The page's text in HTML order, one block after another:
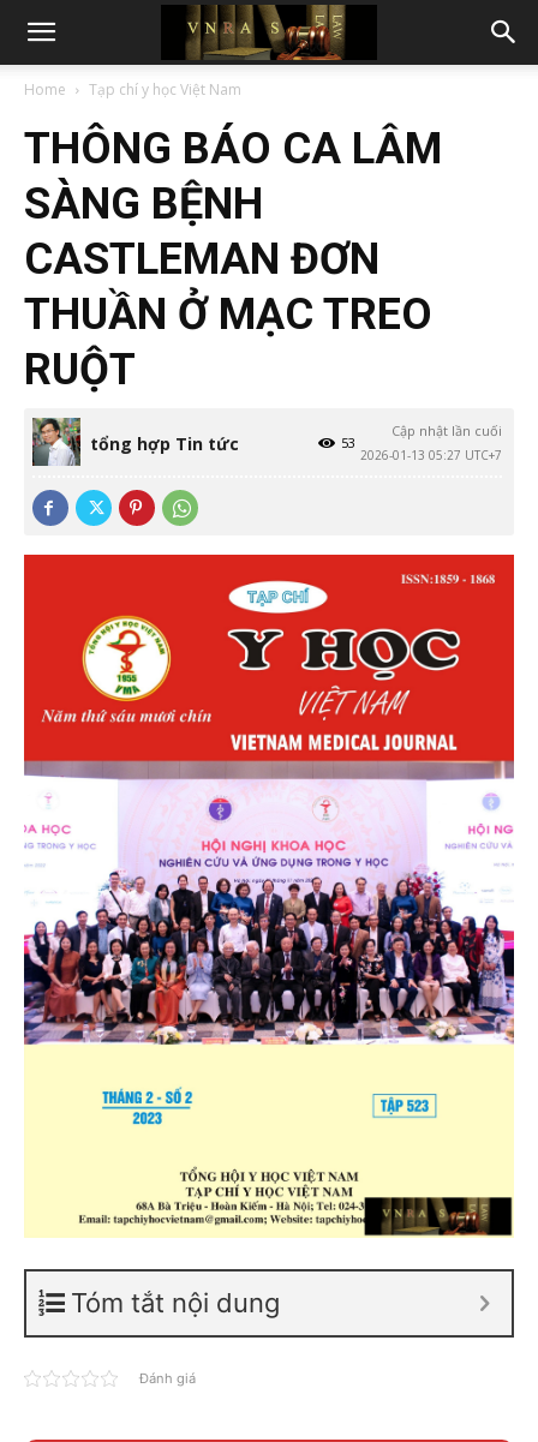
Home Tạp chí y học Việt Nam
THÔNG BÁO CA LÂM
SÀNG BỆNH
CASTLEMAN ĐƠN
THUẦN Ở MẠC TREO
RUỘT
tổng hợp Tin tức
Cập nhật lần cuối
2026-01-13 05:27 UTC+7
53
Tóm tắt nội dung
Đánh giá